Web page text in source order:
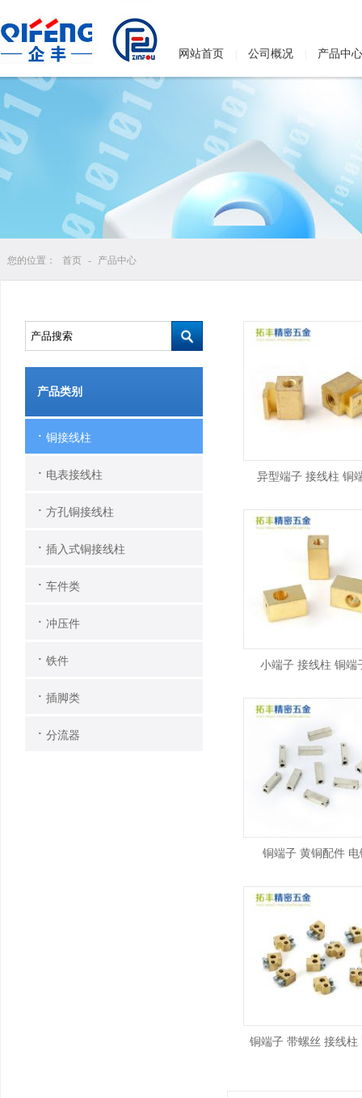
网站首页 公司概况 产品中心
您的位置： 首页 - 产品中心
产品类别
· 铜接线柱
· 电表接线柱
· 方孔铜接线柱
· 插入式铜接线柱
· 车件类
· 冲压件
· 铁件
· 插脚类
· 分流器
异型端子 接线柱 铜
小端子 接线柱 铜端
铜端子 黄铜配件 电
铜端子 带螺丝 接线柱